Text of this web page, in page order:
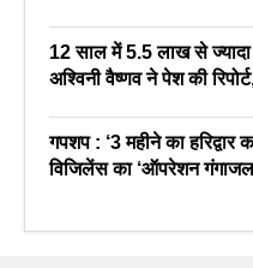
12 साल में 5.5 लाख से
अश्विनी वैष्णव ने पेश की
गपशप : ‘3 महीने का
विजिलेंस का ‘ऑपरेशन